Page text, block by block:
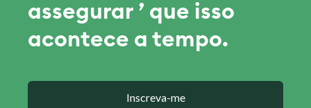
assegurar ’ que isso
acontece a tempo.
Inscreva-me